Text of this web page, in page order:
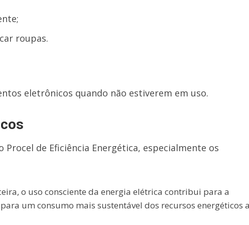
roupas.
eletrônicos quando não estiverem em uso.
de Eficiência Energética, especialmente os
o uso consciente da energia elétrica contribui para a
um consumo mais sustentável dos recursos energéticos